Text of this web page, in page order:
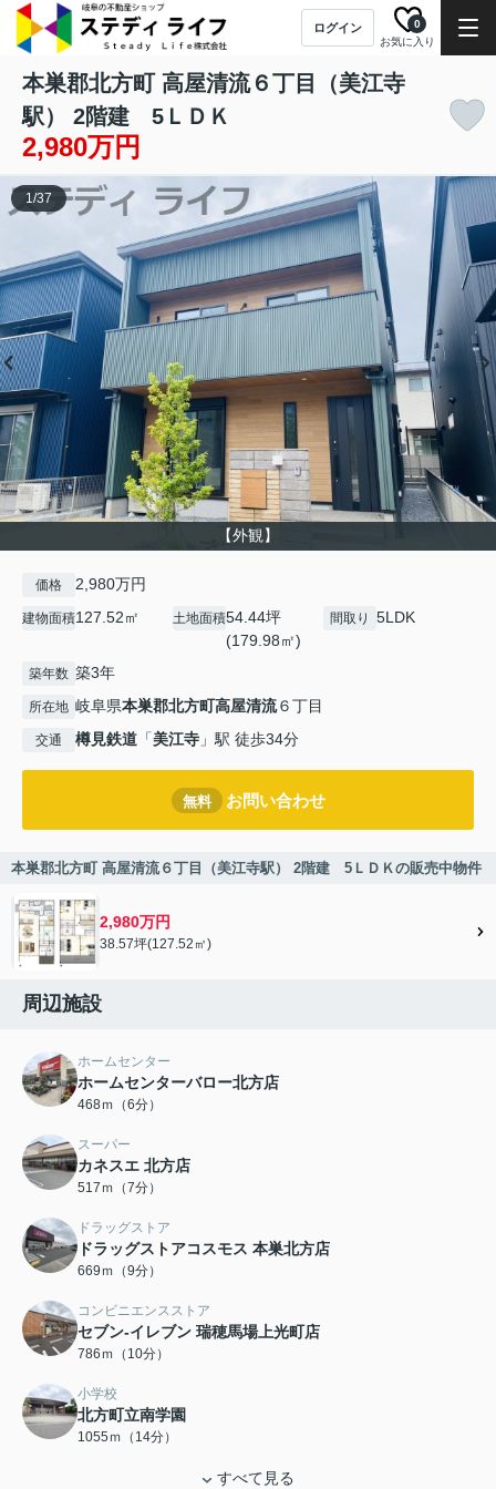
ログイン
お気に入り
0
本巣郡北方町 高屋清流６丁目（美江寺
駅） 2階建 5ＬＤＫ
2,980万円
【外観】
1/37
価格 2,980万円
建物面積127.52㎡ 土地面積54.44坪
(179.98㎡)
間取り 5LDK
築年数 築3年
所在地 岐阜県本巣郡北方町高屋清流６丁目
交通 樽見鉄道 「美江寺 」駅 徒歩34分
無料 お問い合わせ
本巣郡北方町 高屋清流６丁目（美江寺駅） 2階建 5ＬＤＫの販売中物件
2,980万円
38.57坪(127.52㎡)
周辺施設
ホームセンター
ホームセンターバロー北方店
468ｍ（6分）
スーパー
カネスエ 北方店
517ｍ（7分）
ドラッグストア
ドラッグストアコスモス 本巣北方店
669ｍ（9分）
コンビニエンスストア
セブン-イレブン 瑞穂馬場上光町店
786ｍ（10分）
小学校
北方町立南学園
1055ｍ（14分）
すべて見る